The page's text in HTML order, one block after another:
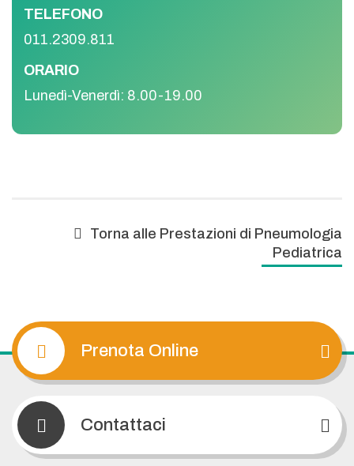
TELEFONO
011.2309.811
ORARIO
Lunedì-Venerdì: 8.00-19.00
Torna alle Prestazioni di Pneumologia
Pediatrica
Prenota Online
Contattaci